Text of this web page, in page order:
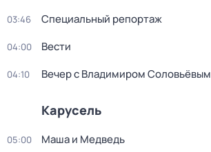
03:46 Специальный репортаж
04:00 Вести
04:10 Вечер с Владимиром Соловьёвым
Карусель
05:00 Маша и Медведь